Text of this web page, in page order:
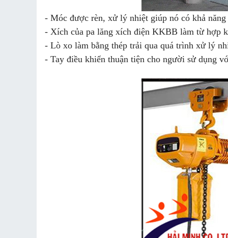
- Móc được rèn, xử lý nhiệt giúp nó có khả
- Xích của pa lăng xích điện KKBB làm từ hợp
- Lò xo làm bằng thép trải qua quá trình xử lý
- Tay điều khiển thuận tiện cho người sử dụng